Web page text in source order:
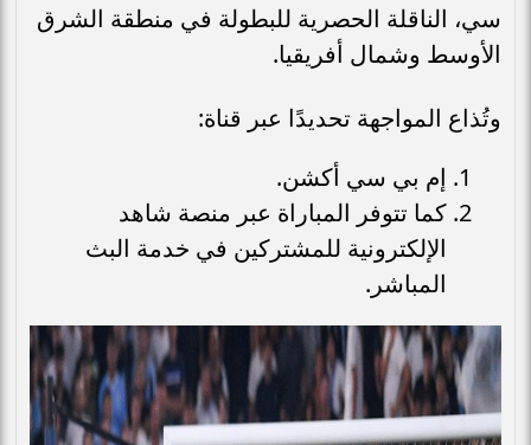
سي، الناقلة الحصرية للبطولة في منطقة الشرق
الأوسط وشمال أفريقيا.
وتُذاع المواجهة تحديدًا عبر قناة:
إم بي سي أكشن.
كما تتوفر المباراة عبر منصة شاهد
الإلكترونية للمشتركين في خدمة البث
المباشر.